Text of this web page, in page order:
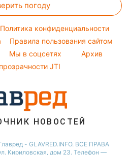
погоду
Политика конфиденциальности
Правила пользования сайтом
Мы в соцсетях
Архив
JTI
НОВОСТЕЙ
- GLAVRED.INFO. ВСЕ ПРАВА
Кириловская, дом 23. Телефон —